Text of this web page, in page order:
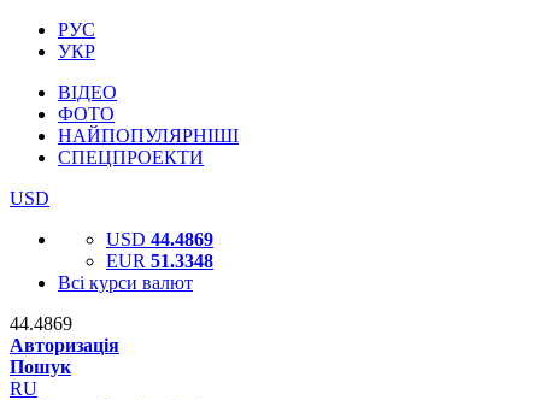
РУС
УКР
ВІДЕО
ФОТО
НАЙПОПУЛЯРНІШІ
СПЕЦПРОЕКТИ
USD
USD 44.4869
EUR 51.3348
Всі курси валют
44.4869
Авторизація
Пошук
RU